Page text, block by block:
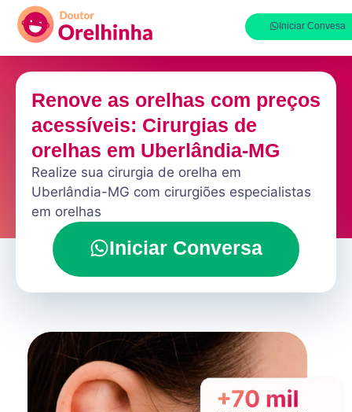
Iniciar Convesa
Renove as orelhas com preços
acessíveis: Cirurgias de
orelhas em Uberlândia-MG
Realize sua cirurgia de orelha em
Uberlândia-MG com cirurgiões especialistas
em orelhas
Iniciar Conversa